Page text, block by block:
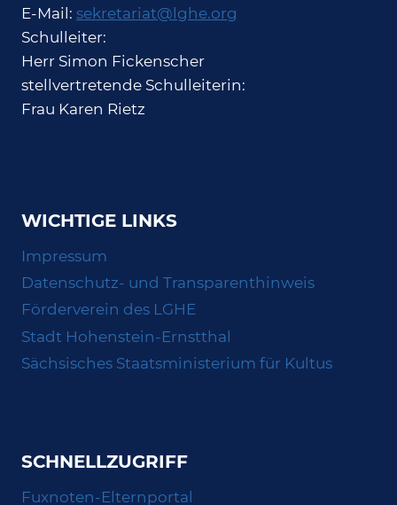
E-Mail: sekretariat@lghe.org
Schulleiter:
Herr Simon Fickenscher
stellvertretende Schulleiterin:
Frau Karen Rietz
WICHTIGE LINKS
Impressum
Datenschutz- und Transparenthinweis
Förderverein des LGHE
Stadt Hohenstein-Ernstthal
Sächsisches Staatsministerium für Kultus
SCHNELLZUGRIFF
Fuxnoten-Elternportal